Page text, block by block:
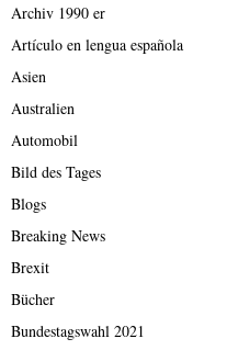
Archiv 1990 er
Artículo en lengua española
Asien
Australien
Automobil
Bild des Tages
Blogs
Breaking News
Brexit
Bücher
Bundestagswahl 2021